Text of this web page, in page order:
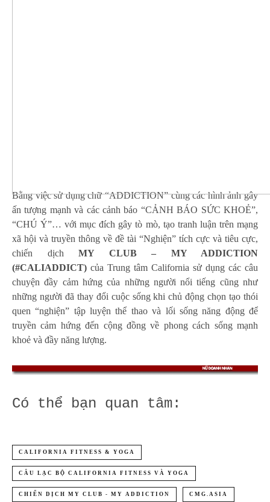
Bằng việc sử dụng chữ “ADDICTION” cùng các hình ảnh gây
ấn tượng mạnh và các cảnh báo “CẢNH BÁO SỨC KHOẺ”,
“CHÚ Ý”… với mục đích gây tò mò, tạo tranh luận trên mạng
xã hội và truyền thông về đề tài “Nghiện” tích cực và tiêu cực,
chiến dịch MY CLUB – MY ADDICTION
(#CALIADDICT) của Trung tâm California sử dụng các câu
chuyện đầy cảm hứng của những người nổi tiếng cũng như
những người đã thay đổi cuộc sống khi chủ động chọn tạo thói
quen “nghiện” tập luyện thể thao và lối sống năng động để
truyền cảm hứng đến cộng đồng về phong cách sống mạnh
khoẻ và đầy năng lượng.
Có thể bạn quan tâm:
CALIFORNIA FITNESS & YOGA
CÂU LẠC BỘ CALIFORNIA FITNESS VÀ YOGA
CHIẾN DỊCH MY CLUB - MY ADDICTION CMG.ASIA